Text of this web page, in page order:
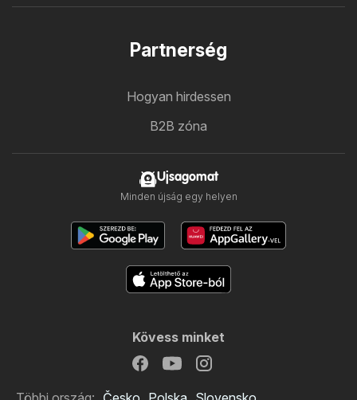
Partnerség
Hogyan hirdessen
B2B zóna
Ujsagomat
Minden újság egy helyen
Kövess minket